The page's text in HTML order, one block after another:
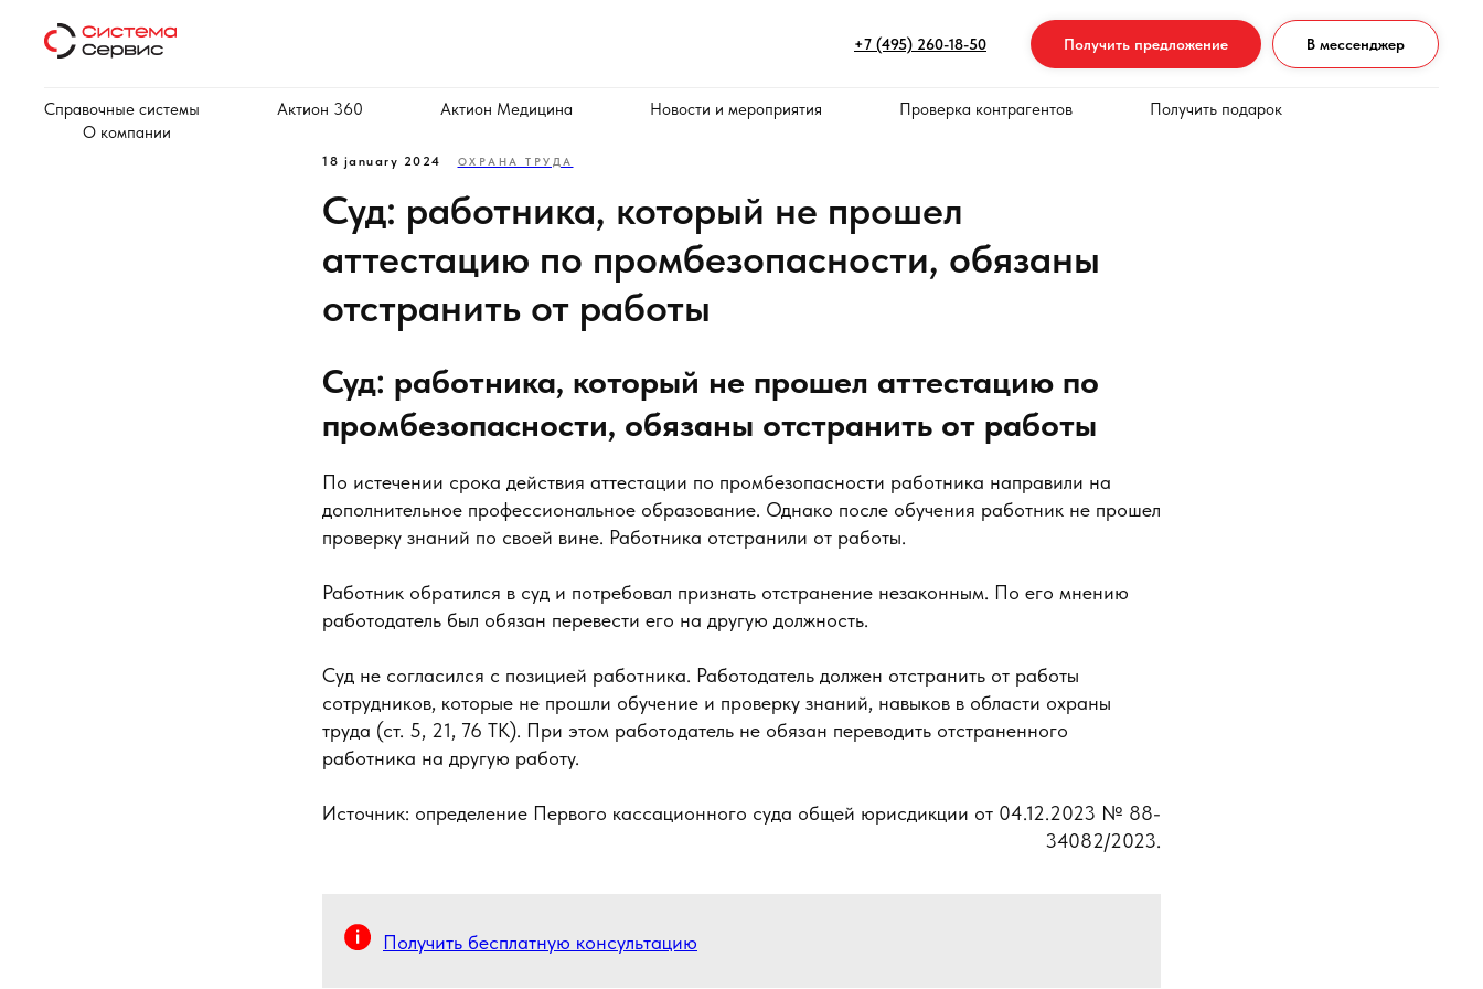
+7 (495) 260-18-50 Получить предложение В мессенджер
Справочные системы Актион 360 Актион Медицина Новости и мероприятия Проверка контрагентов
Получить подарок
О компании
18 january 2024 ОХРАНА ТРУДА
Суд: работника, который не прошел
аттестацию по промбезопасности, обязаны
отстранить от работы
Суд: работника, который не прошел аттестацию по
промбезопасности, обязаны отстранить от работы
По истечении срока действия аттестации по промбезопасности работника направили на
дополнительное профессиональное образование. Однако после обучения работник не прошел
проверку знаний по своей вине. Работника отстранили от работы.
Работник обратился в суд и потребовал признать отстранение незаконным. По его мнению
работодатель был обязан перевести его на другую должность.
Суд не согласился с позицией работника. Работодатель должен отстранить от работы
сотрудников, которые не прошли обучение и проверку знаний, навыков в области охраны
труда (ст. 5, 21, 76 ТК). При этом работодатель не обязан переводить отстраненного
работника на другую работу.
Источник: определение Первого кассационного суда общей юрисдикции от 04.12.2023 № 88-
34082/2023.
Получить бесплатную консультацию